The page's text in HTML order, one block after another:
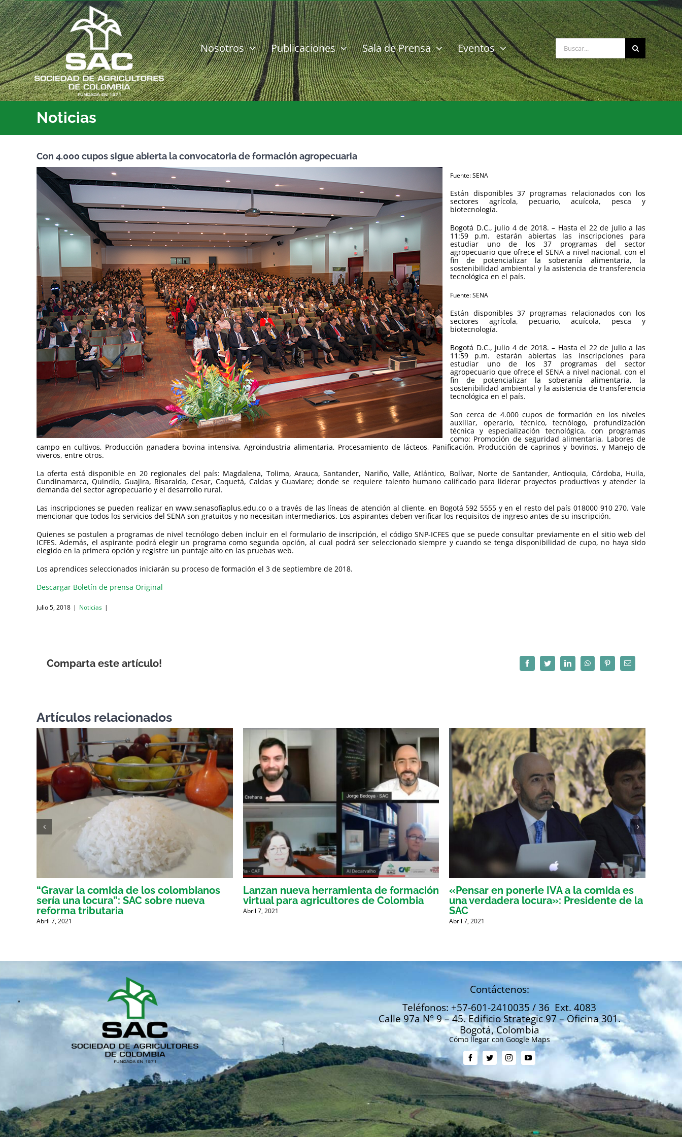
Saltar
al
contenido
Nosotros Publicaciones Sala de Prensa Eventos Buscar:
Noticias
Con 4.000 cupos sigue abierta la convocatoria de formación agropecuaria
Fuente: SENA
Están disponibles 37 programas relacionados con los
sectores agrícola, pecuario, acuícola, pesca y
biotecnología.
Bogotá D.C., julio 4 de 2018. – Hasta el 22 de julio a las
11:59 p.m. estarán abiertas las inscripciones para
estudiar uno de los 37 programas del sector
agropecuario que ofrece el SENA a nivel nacional, con el
fin de potencializar la soberanía alimentaria, la
sostenibilidad ambiental y la asistencia de transferencia
tecnológica en el país.
Fuente: SENA
Están disponibles 37 programas relacionados con los
sectores agrícola, pecuario, acuícola, pesca y
biotecnología.
Bogotá D.C., julio 4 de 2018. – Hasta el 22 de julio a las
11:59 p.m. estarán abiertas las inscripciones para
estudiar uno de los 37 programas del sector
agropecuario que ofrece el SENA a nivel nacional, con el
fin de potencializar la soberanía alimentaria, la
sostenibilidad ambiental y la asistencia de transferencia
tecnológica en el país.
Son cerca de 4.000 cupos de formación en los niveles
auxiliar, operario, técnico, tecnólogo, profundización
técnica y especialización tecnológica, con programas
como: Promoción de seguridad alimentaria, Labores de
campo en cultivos, Producción ganadera bovina intensiva, Agroindustria alimentaria, Procesamiento de lácteos, Panificación, Producción de caprinos y bovinos, y Manejo de
viveros, entre otros.
La oferta está disponible en 20 regionales del país: Magdalena, Tolima, Arauca, Santander, Nariño, Valle, Atlántico, Bolívar, Norte de Santander, Antioquia, Córdoba, Huila,
Cundinamarca, Quindío, Guajira, Risaralda, Cesar, Caquetá, Caldas y Guaviare; donde se requiere talento humano calificado para liderar proyectos productivos y atender la
demanda del sector agropecuario y el desarrollo rural.
Las inscripciones se pueden realizar en www.senasofiaplus.edu.co o a través de las líneas de atención al cliente, en Bogotá 592 5555 y en el resto del país 018000 910 270. Vale
mencionar que todos los servicios del SENA son gratuitos y no necesitan intermediarios. Los aspirantes deben verificar los requisitos de ingreso antes de su inscripción.
Quienes se postulen a programas de nivel tecnólogo deben incluir en el formulario de inscripción, el código SNP-ICFES que se puede consultar previamente en el sitio web del
ICFES. Además, el aspirante podrá elegir un programa como segunda opción, al cual podrá ser seleccionado siempre y cuando se tenga disponibilidad de cupo, no haya sido
elegido en la primera opción y registre un puntaje alto en las pruebas web.
Los aprendices seleccionados iniciarán su proceso de formación el 3 de septiembre de 2018.
Descargar Boletín de prensa Original
Julio 5, 2018 | Noticias |
Comparta este artículo! FacebookTwitterLinkedInWhatsAppPinterestCorreo
electrónico
Artículos relacionados
“Gravar la comida de los colombianos
sería una locura”: SAC sobre nueva
reforma tributaria
Abril 7, 2021
Lanzan nueva herramienta de formación
virtual para agricultores de Colombia
Abril 7, 2021
«Pensar en ponerle IVA a la comida es
una verdadera locura»: Presidente de la
SAC
Abril 7, 2021
Contáctenos:
Teléfonos: +57-601-2410035 / 36 Ext. 4083
Calle 97a N° 9 – 45. Edificio Strategic 97 – Oficina 301.
Bogotá, Colombia
Cómo llegar con Google Maps